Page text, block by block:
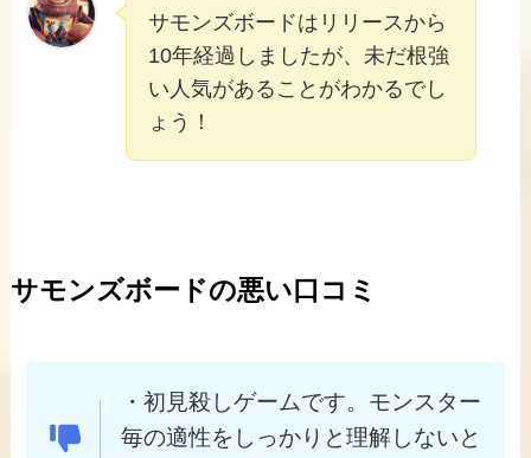
サモンズボードはリリースから
10年経過しましたが、未だ根強
い人気があることがわかるでし
ょう！
サモンズボードの悪い口コミ
・初見殺しゲームです。モンスター
毎の適性をしっかりと理解しないと